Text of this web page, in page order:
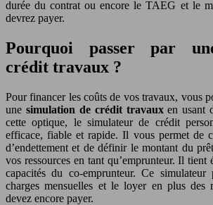
durée du contrat ou encore le TAEG et le
devrez payer.
Pourquoi passer par
crédit travaux ?
Pour financer les coûts de vos travaux, vous
une simulation de crédit travauxen usant
cette optique, le simulateur de crédit
efficace, fiable et rapide. Il vous permet de
d’endettement et de définir le montant du
vos ressources en tant qu’emprunteur. Il tient
capacités du co-emprunteur. Ce
charges mensuelles et le loyer en plus des
devez encore payer.